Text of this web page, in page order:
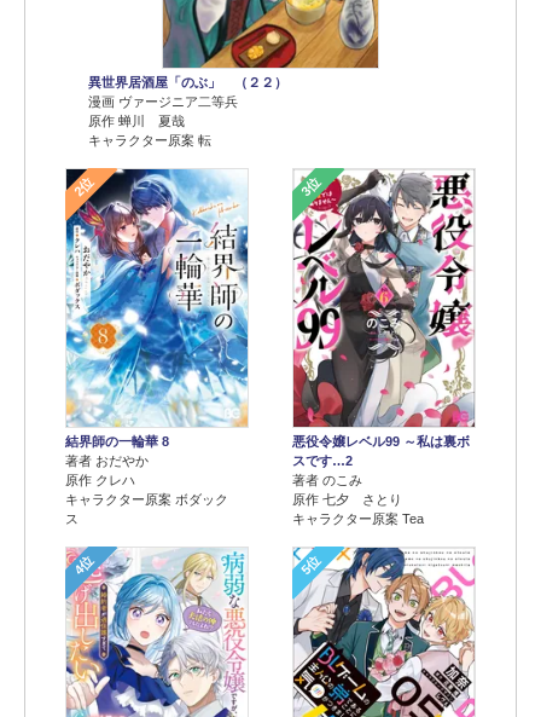
異世界居酒屋「のぶ」 （２２）
漫画 ヴァージニア二等兵
原作 蝉川 夏哉
キャラクター原案 転
2位
結界師の一輪華 8
著者 おだやか
原作 クレハ
キャラクター原案 ボダック
ス
3位
悪役令嬢レベル99 ～私は裏ボ
スです…2
著者 のこみ
原作 七夕 さとり
キャラクター原案 Tea
4位 5位